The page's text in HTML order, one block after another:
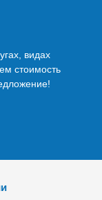
видах
стоимость